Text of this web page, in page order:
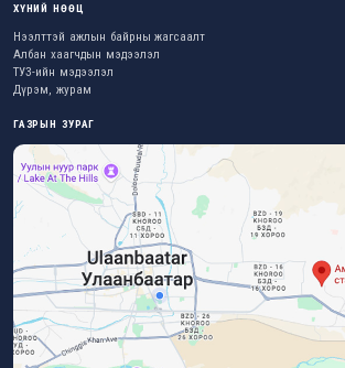
ХҮНИЙ НӨӨЦ
Нээлттэй ажлын байрны жагсаалт
Албан хаагчдын мэдээлэл
ТУЗ-ийн мэдээлэл
Дүрэм, журам
ГАЗРЫН ЗУРАГ